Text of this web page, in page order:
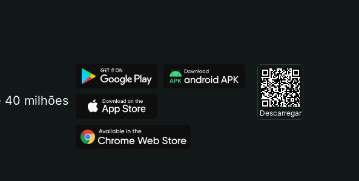
40 milhões
Descarregar